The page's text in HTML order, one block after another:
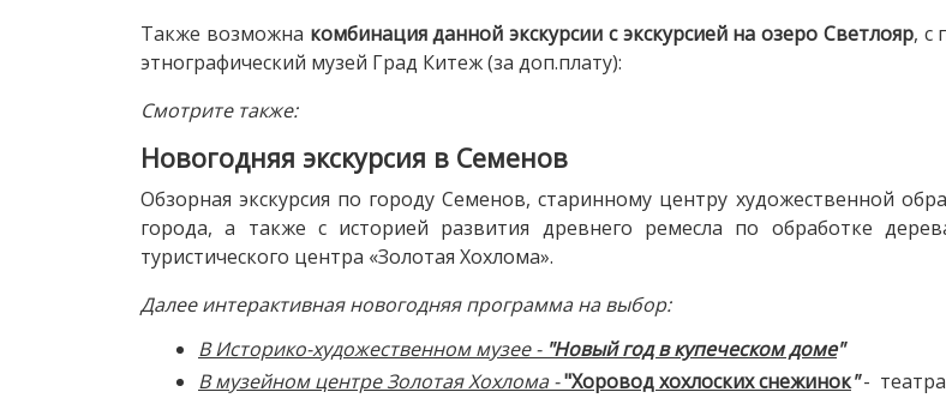
Также возможна комбинация данной экскурсии с экскурсией на озеро Светлояр, с
этнографический музей Град Китеж (за доп.плату):
Смотрите также:
Новогодняя экскурсия в Семенов
Обзорная экскурсия по городу Семенов, старинному центру художественной
города, а также с историей развития древнего ремесла по обработке
туристического центра «Золотая Хохлома».
Далее интерактивная новогодняя программа на выбор:
В Историко-художественном музее - "Новый год в купеческом доме"
В музейном центре Золотая Хохлома -"Хоровод хохлоских снежинок"-